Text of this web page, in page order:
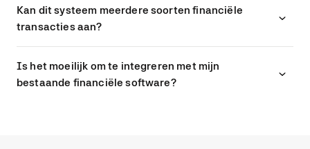
Kan dit systeem meerdere soorten financiële
transacties aan?
Is het moeilijk om te integreren met mijn
bestaande financiële software?